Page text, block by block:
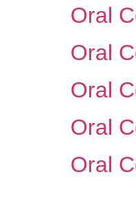
Oral
Oral
Oral
Oral
Oral